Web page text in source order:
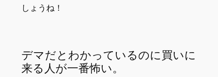
しょうね！
デマだとわかっているのに買いに
来る人が一番怖い。